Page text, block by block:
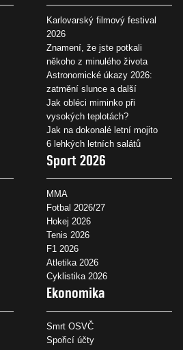
Karlovarský filmový festival
2026
Znamení, že jste potkali
někoho z minulého života
Astronomické úkazy 2026:
zatmění slunce a další
Jak obléci miminko při
vysokých teplotách?
Jak na dokonalé letní mojito
6 lehkých letních salátů
Sport 2026
MMA
Fotbal 2026/27
Hokej 2026
Tenis 2026
F1 2026
Atletika 2026
Cyklistika 2026
Ekonomika
Smrt OSVČ
Spořicí účty